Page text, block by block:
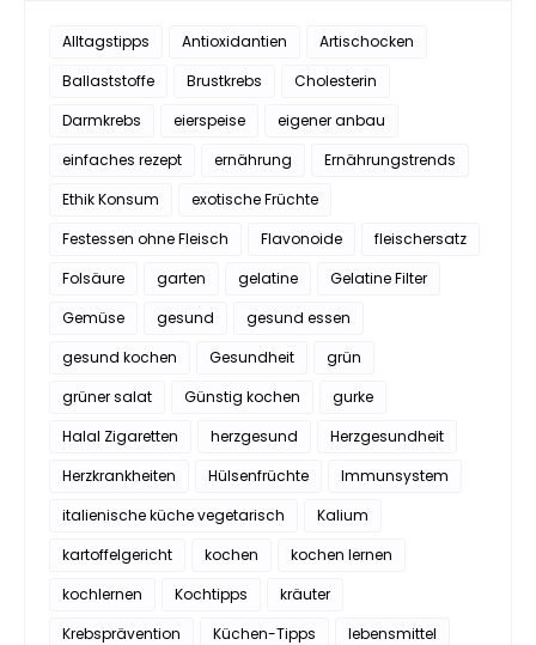
Alltagstipps Antioxidantien
Artischocken
Ballaststoffe
Brustkrebs
Cholesterin
Darmkrebs
eierspeise
eigener anbau
einfaches rezept
ernährung
Ernährungstrends
Ethik Konsum
exotische Früchte
Festessen ohne Fleisch
Flavonoide
fleischersatz
Folsäure
garten gelatine
Gelatine Filter
Gemüse
gesund
gesund essen
gesund kochen
Gesundheit
grün
grüner salat
Günstig kochen
gurke
Halal Zigaretten
herzgesund
Herzgesundheit
Herzkrankheiten
Hülsenfrüchte
Immunsystem
italienische küche vegetarisch
Kalium
kartoffelgericht
kochen
kochen lernen
kochlernen
Kochtipps
kräuter
Krebsprävention
Küchen-Tipps
lebensmittel